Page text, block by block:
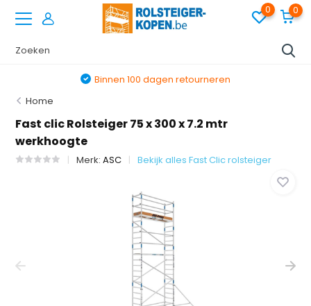
0 0
Binnen 100 dagen retourneren
Home
Fast clic Rolsteiger 75 x 300 x 7.2 mtr
werkhoogte
Merk:ASC Bekijk alles Fast Clic rolsteiger